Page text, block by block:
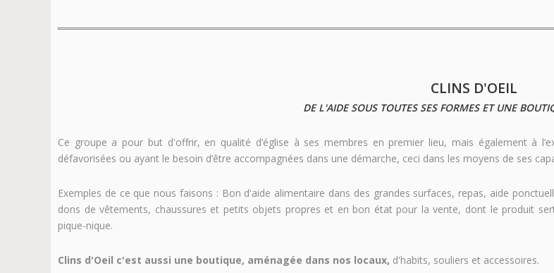
CLINS D'OEIL
DE L'AIDE SOUS TOUTES SES FORMES ET UNE
Ce groupe a pour but d'offrir, en qualité d’église à ses membres en premier lieu, mais également à
défavorisées ou ayant le besoin d’être accompagnées dans une démarche, ceci dans les moyens de ses
Exemples de ce que nous faisons : Bon d'aide alimentaire dans des grandes surfaces, repas, aide
dons de vêtements, chaussures et petits objets propres et en bon état pour la vente, dont le produit
pique-nique.
Clins d'Oeil c'est aussi une boutique, aménagée dans nos locaux, d'habits, souliers et accessoires.